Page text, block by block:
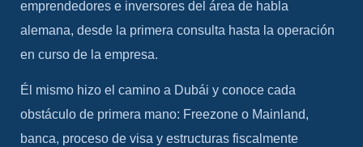
emprendedores e inversores del área de habla
alemana, desde la primera consulta hasta la operación
en curso de la empresa.
Él mismo hizo el camino a Dubái y conoce cada
obstáculo de primera mano: Freezone o Mainland,
banca, proceso de visa y estructuras fiscalmente